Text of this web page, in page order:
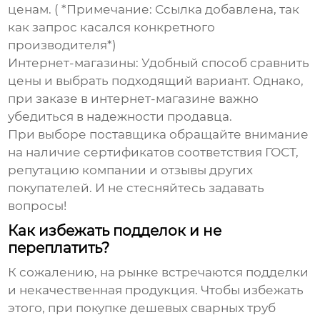
ценам. ( *Примечание: Ссылка добавлена, так
как запрос касался конкретного
производителя*)
Интернет-магазины: Удобный способ сравнить
цены и выбрать подходящий вариант. Однако,
при заказе в интернет-магазине важно
убедиться в надежности продавца.
При выборе поставщика обращайте внимание
на наличие сертификатов соответствия ГОСТ,
репутацию компании и отзывы других
покупателей. И не стесняйтесь задавать
вопросы!
Как избежать подделок и не
переплатить?
К сожалению, на рынке встречаются подделки
и некачественная продукция. Чтобы избежать
этого, при покупкедешевых сварных труб